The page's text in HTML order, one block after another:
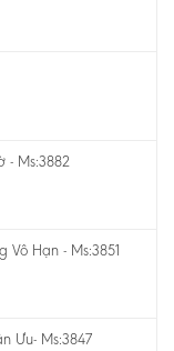
- Ms:3882
Vô Hạn - Ms:3851
Ưu- Ms:3847